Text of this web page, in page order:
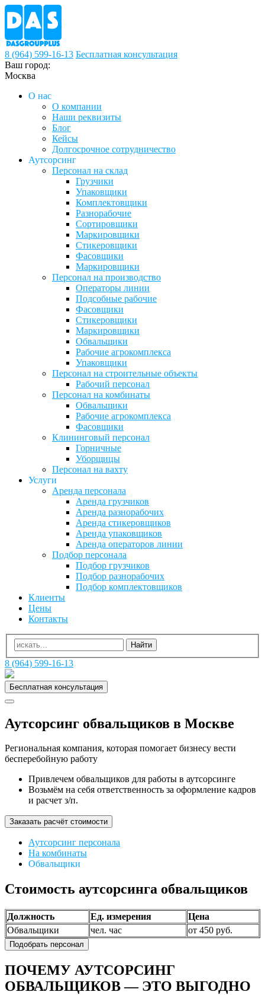
8 (964) 599-16-13 Бесплатная консультация
Ваш город:
Москва
О нас
О компании
Наши реквизиты
Блог
Кейсы
Долгосрочное сотрудничество
Аутсорсинг
Персонал на склад
Грузчики
Упаковщики
Комплектовщики
Разнорабочие
Сортировщики
Маркировщики
Стикеровщики
Фасовщики
Маркировщики
Персонал на производство
Операторы линии
Подсобные рабочие
Фасовщики
Стикеровщики
Маркировщики
Обвальщики
Рабочие агрокомплекса
Упаковщики
Персонал на строительные объекты
Рабочий персонал
Персонал на комбинаты
Обвальщики
Рабочие агрокомплекса
Фасовщики
Клининговый персонал
Горничные
Уборщицы
Персонал на вахту
Услуги
Аренда персонала
Аренда грузчиков
Аренда разнорабочих
Аренда стикеровщиков
Аренда упаковщиков
Аренда операторов линии
Подбор персонала
Подбор грузчиков
Подбор разнорабочих
Подбор комплектовщиков
Клиенты
Цены
Контакты
8 (964) 599-16-13
Бесплатная консультация
Аутсорсинг обвальщиков в Москве
Региональная компания, которая помогает бизнесу вести
бесперебойную работу
Привлечем обвальщиков для работы в аутсорсинге
Возьмём на себя ответственность за оформление кадров
и расчет з/п.
Заказать расчёт стоимости
Аутсорсинг персонала
На комбинаты
Обвальщики
Стоимость аутсорсинга обвальщиков
Должность Ед. измерения
Цена
Обвальщики
чел. час от 450 руб.
Подобрать персонал
ПОЧЕМУ АУТСОРСИНГ
ОБВАЛЬЩИКОВ — ЭТО ВЫГОДНО